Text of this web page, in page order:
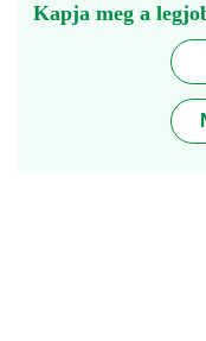
Kapja meg a